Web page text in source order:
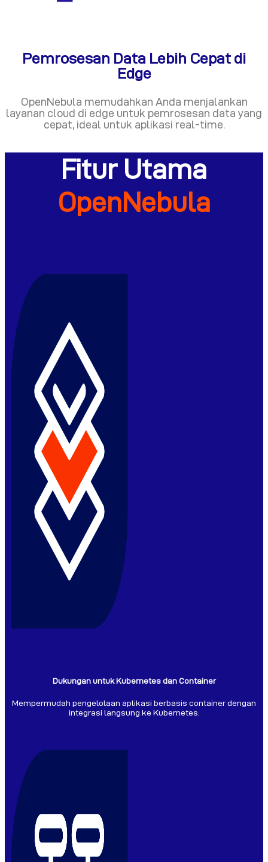
Pemrosesan Data Lebih Cepat di
Edge
OpenNebula memudahkan Anda menjalankan
layanan cloud di edge untuk pemrosesan data yang
cepat, ideal untuk aplikasi real-time.
Fitur Utama
OpenNebula
Dukungan untuk Kubernetes dan Container
Mempermudah pengelolaan aplikasi berbasis container dengan
integrasi langsung ke Kubernetes.